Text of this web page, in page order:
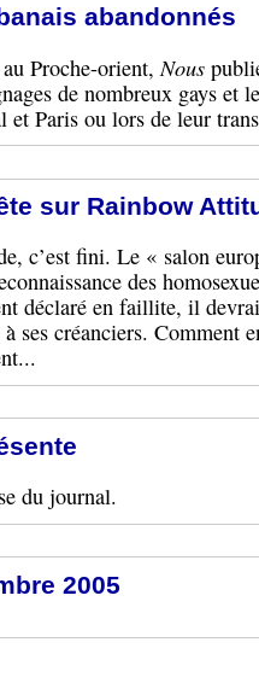
abandonnés
Proche-orient, Nous
de nombreux gays et
et Paris ou lors de leur
sur Rainbow
c’est fini. Le « salon
des
déclaré en faillite, il
ses créanciers. Comment
du journal.
2005